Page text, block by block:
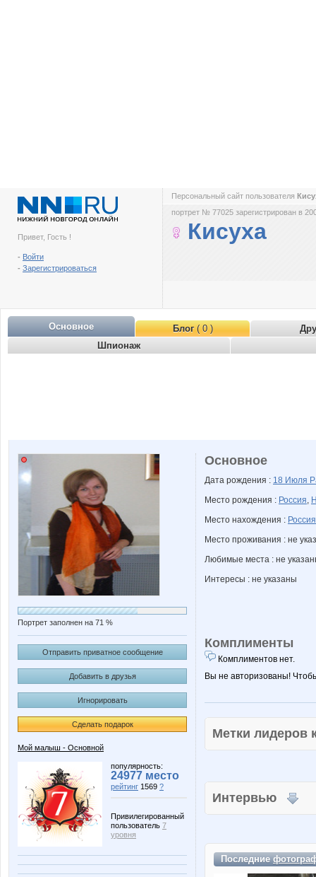
Привет, Гость !
- Войти
- Зарегистрироваться
Персональный сайт пользователя
портрет № 77025 зарегистрирован в
Кисуха
Основное Блог( 0 )
Шпионаж
Портрет заполнен на 71 %
Отправить приватное сообщение
Добавить в друзья
Игнорировать
Сделать подарок
Мой малыш - Основной
популярность:
24977 место
рейтинг 1569 ?
Привилегированный
пользователь 7
уровня
Основное
Дата рождения : 18 Июля
Место рождения : Россия,
Место нахождения : Россия
Место проживания : не
Любимые места : не
Интересы : не указаны
Комплименты
Комплиментов нет.
Вы не авторизованы!
Метки
Интервью
Последние